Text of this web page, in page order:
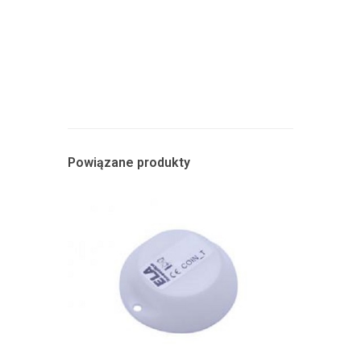
Powiązane produkty